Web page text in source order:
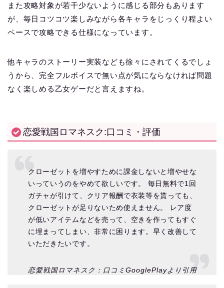
また攻略対象が若干少ないように感じる部分もあります
が、毎日コツコツ楽しみながら各キャラをじっくり程よい
ペースで攻略できる仕様になっています。
他キャラのストーリー実装なども徐々にされてくるでしょ
うから、完全フルボイスで無い点が気にならなければ問題
なく楽しめる乙女ゲーだと言えますね。
恋愛戦国ロマネスク:口コミ・評価
クローゼットを増やすために課金しないと増やせな
いっていうのをやめて欲しいです。 毎日無料で1回
ガチャが引けて、クリア報酬で衣装等を貰っても、
クローゼットが足りないため使えません。 レア度
が低いアイテムなどを売って、空きを作ってもすぐ
に埋まってしまい、非常に困ります。早く改善して
いただきたいです。
恋愛戦国ロマネスク：口コミGooglePlayより引用